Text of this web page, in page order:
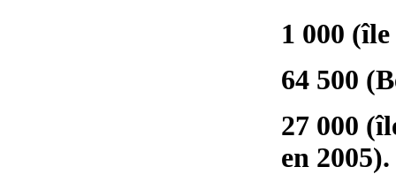
1 000
64 500
27 000
en 2005).